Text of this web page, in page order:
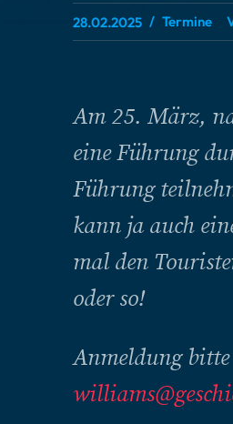
28.02.2025 Termine
Am 25. März,
eine Führung
Führung
kann ja auch
mal den
oder so!
Anmeldung